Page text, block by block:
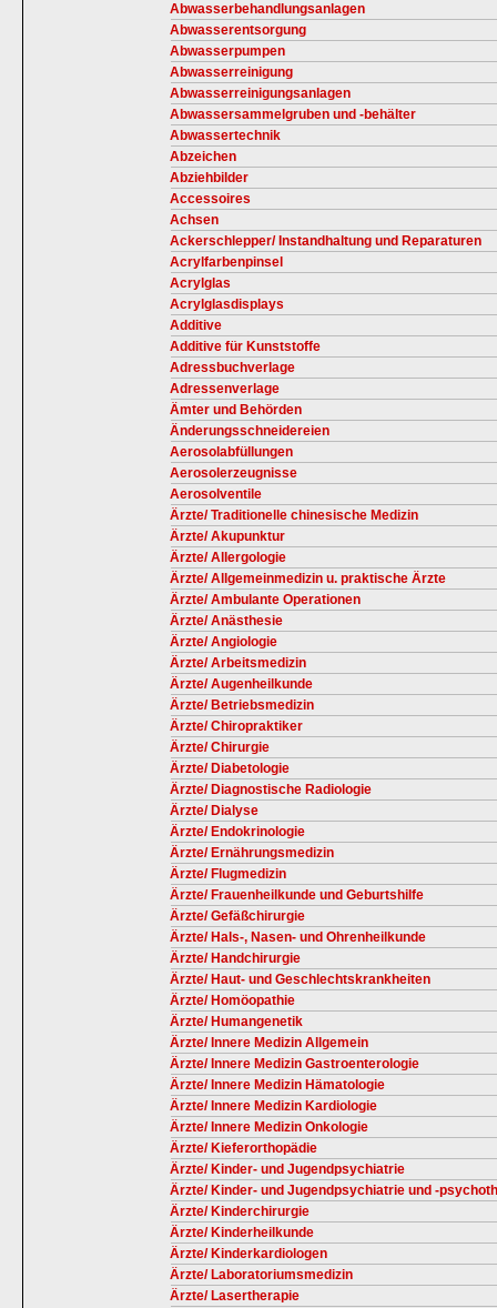
Abwasserbehandlungsanlagen
Abwasserentsorgung
Abwasserpumpen
Abwasserreinigung
Abwasserreinigungsanlagen
Abwassersammelgruben und -behälter
Abwassertechnik
Abzeichen
Abziehbilder
Accessoires
Achsen
Ackerschlepper/ Instandhaltung und Reparaturen
Acrylfarbenpinsel
Acrylglas
Acrylglasdisplays
Additive
Additive für Kunststoffe
Adressbuchverlage
Adressenverlage
Ämter und Behörden
Änderungsschneidereien
Aerosolabfüllungen
Aerosolerzeugnisse
Aerosolventile
Ärzte/ Traditionelle chinesische Medizin
Ärzte/ Akupunktur
Ärzte/ Allergologie
Ärzte/ Allgemeinmedizin u. praktische Ärzte
Ärzte/ Ambulante Operationen
Ärzte/ Anästhesie
Ärzte/ Angiologie
Ärzte/ Arbeitsmedizin
Ärzte/ Augenheilkunde
Ärzte/ Betriebsmedizin
Ärzte/ Chiropraktiker
Ärzte/ Chirurgie
Ärzte/ Diabetologie
Ärzte/ Diagnostische Radiologie
Ärzte/ Dialyse
Ärzte/ Endokrinologie
Ärzte/ Ernährungsmedizin
Ärzte/ Flugmedizin
Ärzte/ Frauenheilkunde und Geburtshilfe
Ärzte/ Gefäßchirurgie
Ärzte/ Hals-, Nasen- und Ohrenheilkunde
Ärzte/ Handchirurgie
Ärzte/ Haut- und Geschlechtskrankheiten
Ärzte/ Homöopathie
Ärzte/ Humangenetik
Ärzte/ Innere Medizin Allgemein
Ärzte/ Innere Medizin Gastroenterologie
Ärzte/ Innere Medizin Hämatologie
Ärzte/ Innere Medizin Kardiologie
Ärzte/ Innere Medizin Onkologie
Ärzte/ Kieferorthopädie
Ärzte/ Kinder- und Jugendpsychiatrie
Ärzte/ Kinder- und Jugendpsychiatrie und -
Ärzte/ Kinderchirurgie
Ärzte/ Kinderheilkunde
Ärzte/ Kinderkardiologen
Ärzte/ Laboratoriumsmedizin
Ärzte/ Lasertherapie